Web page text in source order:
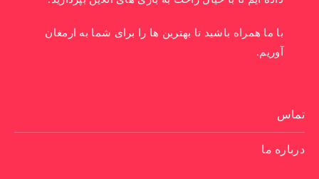
با ما همراه باشید تا بهترین ها را برای شما به ارمغان
آوریم.
تماس
درباره ما